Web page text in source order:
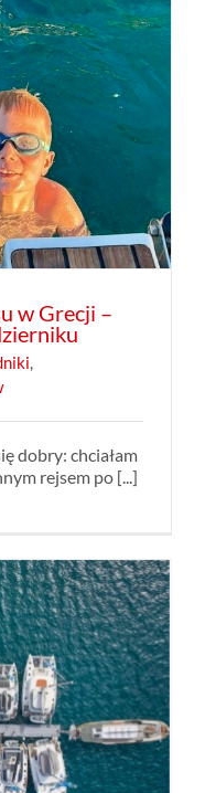
w Grecji –
,
dobry: chciałam
rejsem po [...]